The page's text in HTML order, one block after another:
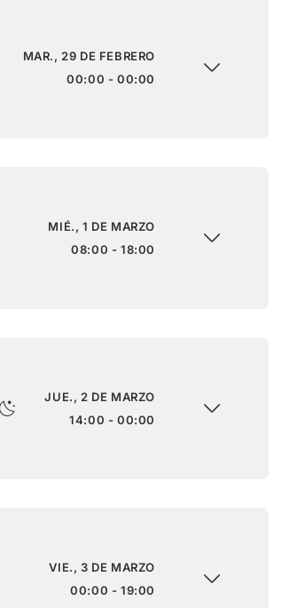
MAR., 29 DE FEBRERO
00:00 - 00:00
MIÉ., 1 DE MARZO
08:00 - 18:00
JUE., 2 DE MARZO
14:00 - 00:00
VIE., 3 DE MARZO
00:00 - 19:00